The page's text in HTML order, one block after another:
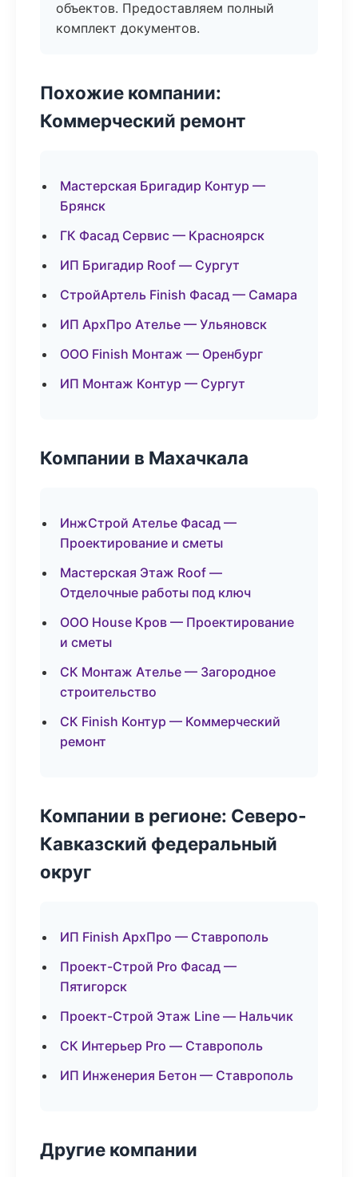
объектов. Предоставляем полный
комплект документов.
Похожие компании:
Коммерческий ремонт
Мастерская Бригадир Контур —
Брянск
ГК Фасад Сервис — Красноярск
ИП Бригадир Roof — Сургут
СтройАртель Finish Фасад — Самара
ИП АрхПро Ателье — Ульяновск
ООО Finish Монтаж — Оренбург
ИП Монтаж Контур — Сургут
Компании в Махачкала
ИнжСтрой Ателье Фасад —
Проектирование и сметы
Мастерская Этаж Roof —
Отделочные работы под ключ
ООО House Кров — Проектирование
и сметы
СК Монтаж Ателье — Загородное
строительство
СК Finish Контур — Коммерческий
ремонт
Компании в регионе: Северо-
Кавказский федеральный
округ
ИП Finish АрхПро — Ставрополь
Проект-Строй Pro Фасад —
Пятигорск
Проект-Строй Этаж Line — Нальчик
СК Интерьер Pro — Ставрополь
ИП Инженерия Бетон — Ставрополь
Другие компании